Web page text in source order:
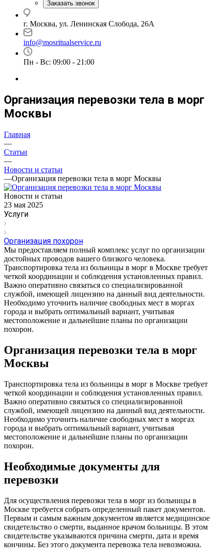
Заказать звонок
г. Москва, ул. Ленинская Слобода, 26А
info@mosritualservice.ru
Пн - Вс: 09:00 - 21:00
Организация перевозки тела в морг
Москвы
Главная
—
Статьи
—
Новости и статьи
—Организация перевозки тела в морг Москвы
Новости и статьи
23 мая 2025
Услуги
Организация похорон
Мы предоставляем полный комплекс услуг по организации
достойных проводов вашего близкого человека.
Транспортировка тела из больницы в морг в Москве требует
четкой координации и соблюдения установленных правил.
Важно оперативно связаться со специализированной
службой, имеющей лицензию на данный вид деятельности.
Необходимо уточнить наличие свободных мест в моргах
города и выбрать оптимальный вариант, учитывая
местоположение и дальнейшие планы по организации
похорон.
Организация перевозки тела в морг
Москвы
Транспортировка тела из больницы в морг в Москве требует
четкой координации и соблюдения установленных правил.
Важно оперативно связаться со специализированной
службой, имеющей лицензию на данный вид деятельности.
Необходимо уточнить наличие свободных мест в моргах
города и выбрать оптимальный вариант, учитывая
местоположение и дальнейшие планы по организации
похорон.
Необходимые документы для
перевозки
Для осуществления перевозки тела в морг из больницы в
Москве требуется собрать определенный пакет документов.
Первым и самым важным документом является медицинское
свидетельство о смерти, выданное врачом больницы. В этом
свидетельстве указываются причина смерти, дата и время
кончины. Без этого документа перевозка тела невозможна.